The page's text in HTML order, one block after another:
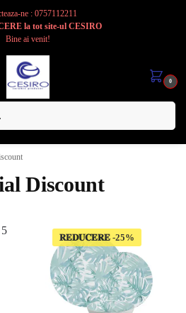
ne : 0757112211
la tot site-ul CESIRO
Bine ai venit!
0
Discount
𝐑𝐄𝐃𝐔𝐂𝐄𝐑𝐄